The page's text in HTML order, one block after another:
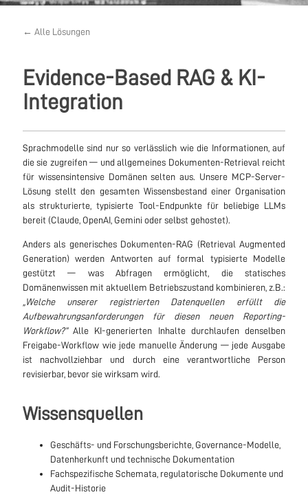
← Alle Lösungen
Evidence-Based RAG & KI-
Integration
Sprachmodelle sind nur so verlässlich wie die Informationen, auf
die sie zugreifen — und allgemeines Dokumenten-Retrieval reicht
für wissensintensive Domänen selten aus. Unsere MCP-Server-
Lösung stellt den gesamten Wissensbestand einer Organisation
als strukturierte, typisierte Tool-Endpunkte für beliebige LLMs
bereit (Claude, OpenAI, Gemini oder selbst gehostet).
Anders als generisches Dokumenten-RAG (Retrieval Augmented
Generation) werden Antworten auf formal typisierte Modelle
gestützt — was Abfragen ermöglicht, die statisches
Domänenwissen mit aktuellem Betriebszustand kombinieren, z.B.:
„Welche unserer registrierten Datenquellen erfüllt die
Aufbewahrungsanforderungen für diesen neuen Reporting-
Workflow?”Alle KI-generierten Inhalte durchlaufen denselben
Freigabe-Workflow wie jede manuelle Änderung — jede Ausgabe
ist nachvollziehbar und durch eine verantwortliche Person
revisierbar, bevor sie wirksam wird.
Wissensquellen
Geschäfts- und Forschungsberichte, Governance-Modelle,
Datenherkunft und technische Dokumentation
Fachspezifische Schemata, regulatorische Dokumente und
Audit-Historie